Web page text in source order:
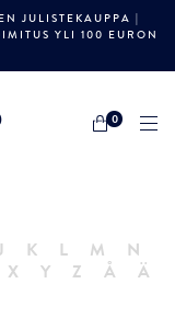
JULISTEKAUPPA |
YLI 100 EURON
0
K L M
N
X Y Z Å
Ä